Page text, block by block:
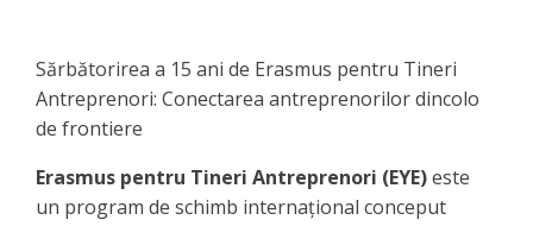
Sărbătorirea a 15 ani de Erasmus pentru Tineri
Antreprenori: Conectarea antreprenorilor dincolo
de frontiere
Erasmus pentru Tineri Antreprenori (EYE)este
un program de schimb internațional conceput